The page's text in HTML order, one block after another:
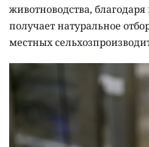
животноводства,
получает натуральное
местных